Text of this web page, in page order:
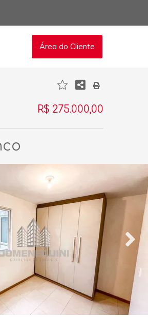
Área do Cliente
R$ 275.000,00